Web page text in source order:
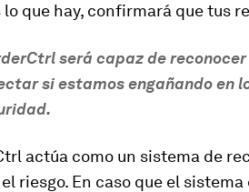
lo que hay, confirmará que tus
será capaz de
si estamos engañando en
actúa como un sistema de
riesgo. En caso que el